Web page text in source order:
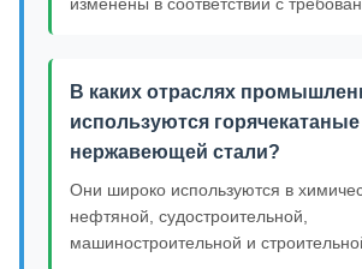
В каких отраслях
используются
нержавеющей стали?
Они широко используются в
нефтяной, судостроительной,
машиностроительной и